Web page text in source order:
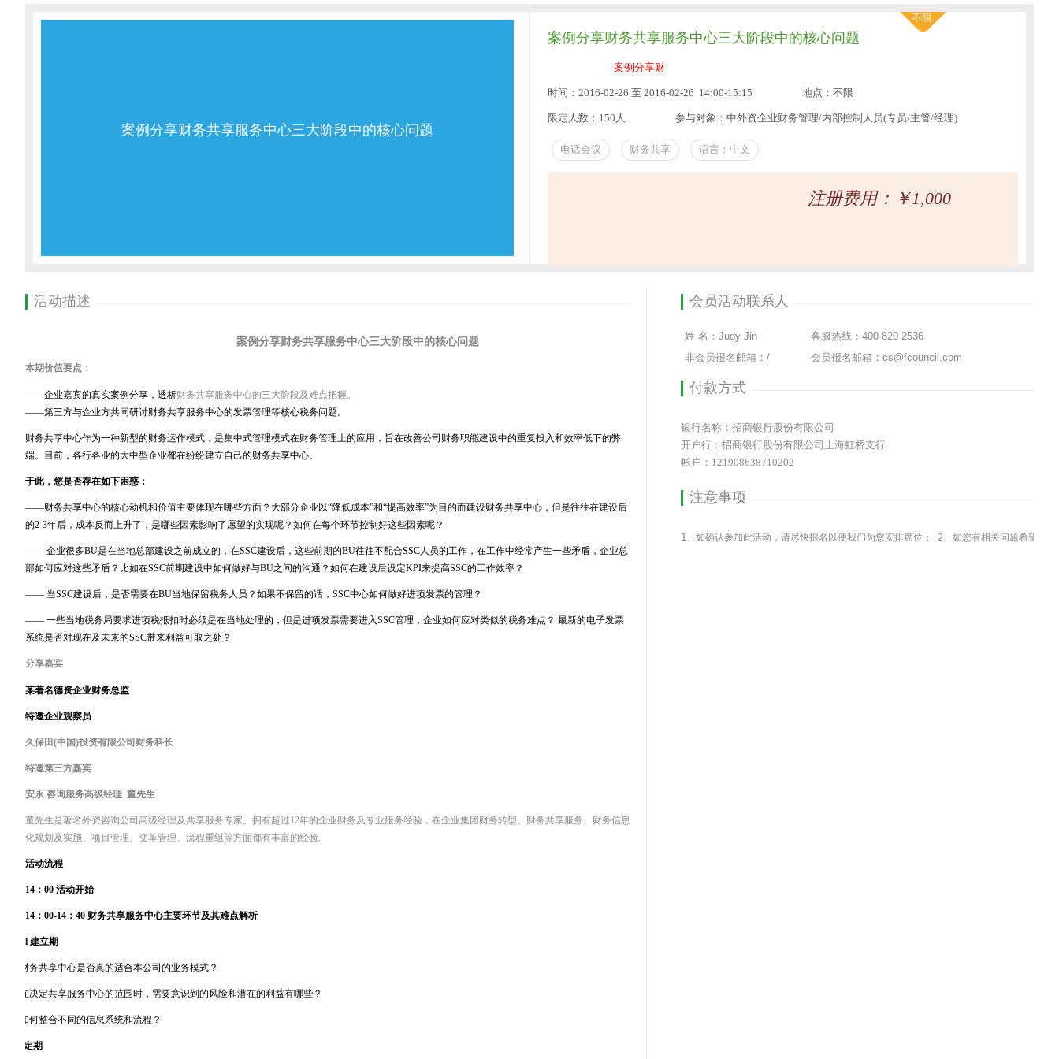
案例分享财务共享服务中心三大阶段中的核心问题
不限
案例分享财务共享服务中心三大阶段中的核心问题
案例分享财
时间：2016-02-26 至 2016-02-26 14:00-15:15 地点：不限
限定人数：150人 参与对象：中外资企业财务管理/内部控制人员(专员/主管/经理)
电话会议 财务共享 语言：中文
注册费用：￥1,000
活动描述
案例分享财务共享服务中心三大阶段中的核心问题
本期价值要点 ：
——企业嘉宾的真实案例分享，透析财务共享服务中心的三大阶段及难点把握。
——第三方与企业方共同研讨财务共享服务中心的发票管理等核心税务问题。
财务共享中心作为一种新型的财务运作模式，是集中式管理模式在财务管理上的应用，旨在改善公司财务职能建设中的重复投入和效率低下的弊
端。目前，各行各业的大中型企业都在纷纷建立自己的财务共享中心。
于此，您是否存在如下困惑：
——财务共享中心的核心动机和价值主要体现在哪些方面？大部分企业以“降低成本”和“提高效率”为目的而建设财务共享中心，但是往往在建设后
的2-3年后，成本反而上升了，是哪些因素影响了愿望的实现呢？如何在每个环节控制好这些因素呢？
—— 企业很多BU是在当地总部建设之前成立的，在SSC建设后，这些前期的BU往往不配合SSC人员的工作，在工作中经常产生一些矛盾，企业总
部如何应对这些矛盾？比如在SSC前期建设中如何做好与BU之间的沟通？如何在建设后设定KPI来提高SSC的工作效率？
—— 当SSC建设后，是否需要在BU当地保留税务人员？如果不保留的话， SSC中心如何做好进项发票的管理？
—— 一些当地税务局要求进项税抵扣时必须是在当地处理的，但是进项发票需要进入SSC管理，企业如何应对类似的税务难点？ 最新的电子发票
系统是否对现在及未来的SSC带来利益可取之处？
分享嘉宾
某著名德资企业财务总监
特邀企业观察员
久保田(中国)投资有限公司财务科长
特邀第三方嘉宾
安永 咨询服务高级经理 董先生
董先生是著名外资咨询公司高级经理及共享服务专家。拥有超过12年的企业财务及专业服务经验，在企业集团财务转型、财务共享服务、财务信息
化规划及实施、项目管理、变革管理、流程重组等方面都有丰富的经验。
活动流程
14 ： 00 活动开始
14 ： 00-14 ： 40 财务共享服务中心主要环节及其难点解析
l 建立期
财务共享中心是否真的适合本公司的业务模式？
在决定共享服务中心的范围时，需要意识到的风险和潜在的利益有哪些？
如何整合不同的信息系统和流程？
稳定期
会员活动联系人
姓 名：Judy Jin
客服热线：400 820 2536
非会员报名邮箱：/
会员报名邮箱：cs@fcouncil.com
付款方式
银行名称：招商银行股份有限公司
开户行：招商银行股份有限公司上海虹桥支行
帐户：121908638710202
注意事项